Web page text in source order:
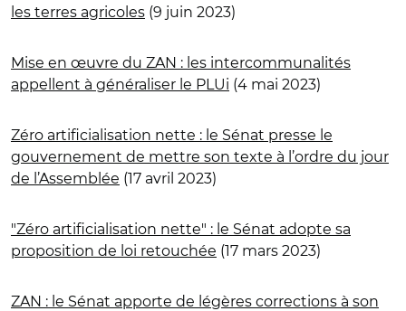
les terres agricoles (9 juin 2023)
Mise en œuvre du ZAN : les intercommunalités
appellent à généraliser le PLUi (4 mai 2023)
Zéro artificialisation nette : le Sénat presse le
gouvernement de mettre son texte à l’ordre du jour
de l’Assemblée (17 avril 2023)
"Zéro artificialisation nette" : le Sénat adopte sa
proposition de loi retouchée (17 mars 2023)
ZAN : le Sénat apporte de légères corrections à son